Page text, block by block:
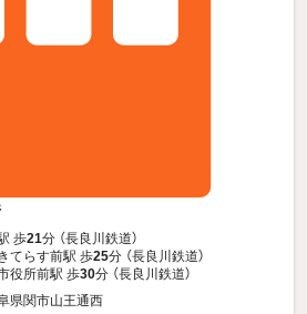
歩21分 （長良川鉄道）
てらす前駅 歩25分 （長良川鉄道）
役所前駅 歩30分 （長良川鉄道）
県関市山王通西